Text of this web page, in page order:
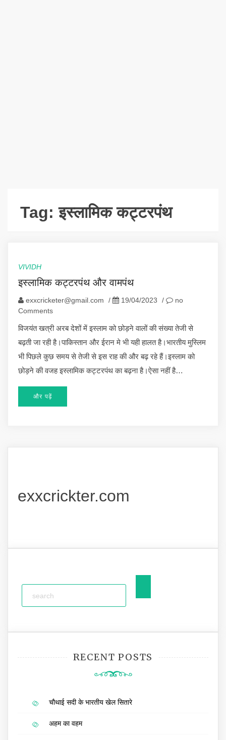
Tag:इस्लामिक कट्टरपंथ
VIVIDH
इस्लामिक कट्टरपंथ और वामपंथ
exxcricketer@gmail.com / 19/04/2023 /
no
Comments
विजयंत खत्री अरब देशों में इस्लाम को छोड़ने वालों की संख्या तेजी से
बढ़ती जा रही है।पाकिस्तान और ईरान मे भी यही हालत है।भारतीय मुस्लिम
भी पिछले कुछ समय से तेजी से इस राह की और बढ़ रहे हैं।इस्लाम को
छोड़ने की वजह इस्लामिक कट्टरपंथ का बढ़ना है।ऐसा नहीं है…
और पढ़ें
exxcrickter.com
RECENT POSTS
चौथाई सदी के भारतीय खेल सितारे
अहम का वहम